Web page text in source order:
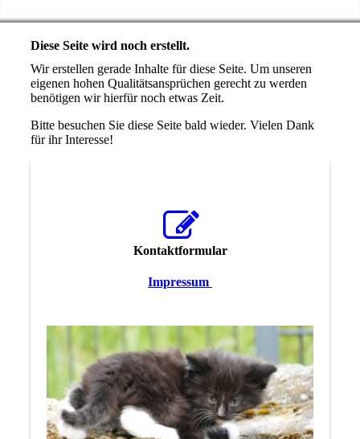
Diese Seite wird noch erstellt.
Wir erstellen gerade Inhalte für diese Seite. Um unseren
eigenen hohen Qualitätsansprüchen gerecht zu werden
benötigen wir hierfür noch etwas Zeit.
Bitte besuchen Sie diese Seite bald wieder. Vielen Dank
für ihr Interesse!
Kontaktformular
Impressum